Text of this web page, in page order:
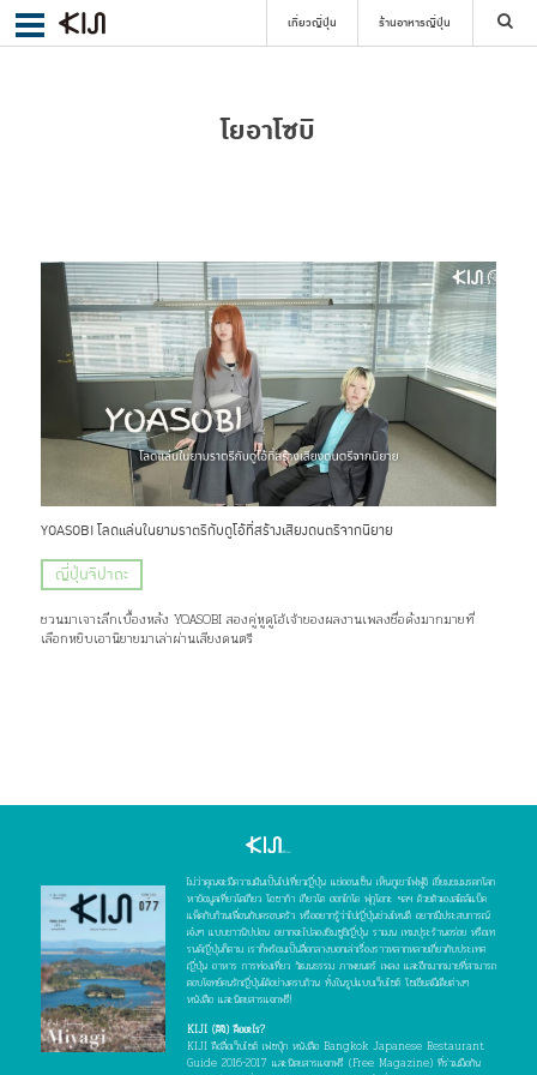
เที่ยวญี่ปุ่น ร้านอาหารญี่ปุ่น
ค้นหา
โยอาโซบิ
YOASOBI โลดแล่นในยามราตรีกับดูโอ้ที่สร้างเสียงดนตรีจากนิยาย
ญี่ปุ่นจิปาถะ
ชวนมาเจาะลึกเบื้องหลัง YOASOBI สองคู่หูดูโอ้เจ้าของผลงานเพลงชื่อดังมากมายที่
เลือกหยิบเอานิยายมาเล่าผ่านเสียงดนตรี
ไม่ว่าคุณจะมีความฝันเป็นไปเที่ยวญี่ปุ่น แช่ออนเซ็น เห็นภูเขาไฟฟูจิ เยี่ยมชมมรดกโลก
หาข้อมูลเที่ยวโตเกียว โอซาก้า เกียวโต ฮอกไกโด ฟุกุโอกะ ฯลฯ ด้วยตัวเองสไตล์แบ็ค
แพ็คกับก๊วนเพื่อนกับครอบครัว หรืออยากรู้ว่าไปญี่ปุ่นช่วงไหนดี อยากมีประสบการณ์
เจ๋งๆ แบบชาวนิปปอน อยากจะไปลองชิมซูชิญี่ปุ่น ราเมน เทมปุระร้านอร่อย หรือเท
รนด์ญี่ปุ่นก็ตาม เราก็พร้อมเป็นสื่อกลางบอกเล่าเรื่องราวหลากหลายเกี่ยวกับประเทศ
ญี่ปุ่น อาหาร การท่องเที่ยว วัฒนธรรม ภาพยนตร์ เพลง และอีกมากมายที่สามารถ
ตอบโจทย์คนรักญี่ปุ่นได้อย่างครบถ้วน ทั้งในรูปแบบเว็บไซต์ โซเชียลมีเดียต่างๆ
หนังสือ และนิตยสารแจกฟรี!
KIJI (คิจิ) คืออะไร?
KIJI คือสื่อเว็บไซต์ เฟซบุ๊ก หนังสือ Bangkok Japanese Restaurant
Guide 2016-2017 และนิตยสารแจกฟรี (Free Magazine) ที่ร่วมมือกัน